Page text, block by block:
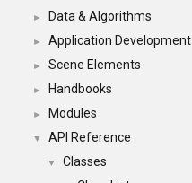
► Data & Algorithms
► Application Development
► Scene Elements
► Handbooks
► Modules
▼ API Reference
▼ Classes